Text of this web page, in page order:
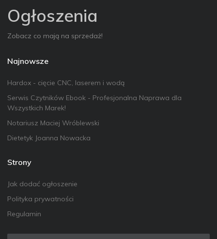
Ogłoszenia
Zobacz co mają na sprzedaż!
Najnowsze
Hardox - cięcie CNC, laserem i wodą
Serwis Czytników Ebook - Profesjonalna Naprawa dla
Wszystkich Marek!
Notariusz Maciej Wróblewski
Dietetyk Joanna Nowacka
Strony
Jak dodać ogłoszenie
Polityka prywatności
Regulamin